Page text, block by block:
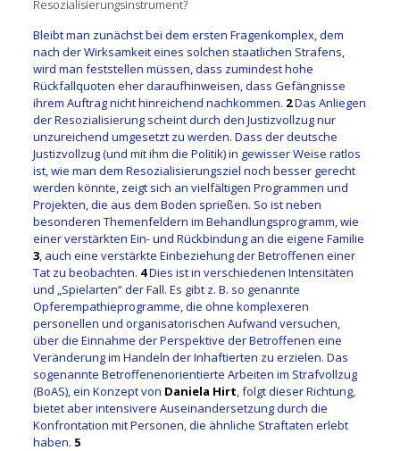
Resozialisierungsinstrument?
Bleibt man zunächst bei dem ersten Fragenkomplex, dem
nach der Wirksamkeit eines solchen staatlichen Strafens,
wird man feststellen müssen, dass zumindest hohe
Rückfallquoten eher daraufhinweisen, dass Gefängnisse
ihrem Auftrag nicht hinreichend nachkommen. 2Das Anliegen
der Resozialisierung scheint durch den Justizvollzug nur
unzureichend umgesetzt zu werden. Dass der deutsche
Justizvollzug (und mit ihm die Politik) in gewisser Weise ratlos
ist, wie man dem Resozialisierungsziel noch besser gerecht
werden könnte, zeigt sich an vielfältigen Programmen und
Projekten, die aus dem Boden sprießen. So ist neben
besonderen Themenfeldern im Behandlungsprogramm, wie
einer verstärkten Ein- und Rückbindung an die eigene Familie
3, auch eine verstärkte Einbeziehung der Betroffenen einer
Tat zu beobachten. 4Dies ist in verschiedenen Intensitäten
und „Spielarten“ der Fall. Es gibt z. B. so genannte
Opferempathieprogramme, die ohne komplexeren
personellen und organisatorischen Aufwand versuchen,
über die Einnahme der Perspektive der Betroffenen eine
Veränderung im Handeln der Inhaftierten zu erzielen. Das
sogenannte Betroffenenorientierte Arbeiten im Strafvollzug
(BoAS), ein Konzept von Daniela Hirt, folgt dieser Richtung,
bietet aber intensivere Auseinandersetzung durch die
Konfrontation mit Personen, die ähnliche Straftaten erlebt
haben. 5